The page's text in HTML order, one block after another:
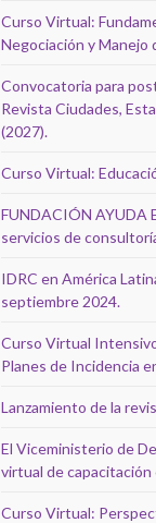
Curso Virtual:
Negociación y Manejo
Convocatoria para
Revista Ciudades,
(2027).
Curso Virtual:
FUNDACIÓN AYUDA
servicios de
IDRC en América
septiembre 2024.
Curso Virtual
Planes de Incidencia
Lanzamiento de la
El Viceministerio de
virtual de
Curso Virtual: